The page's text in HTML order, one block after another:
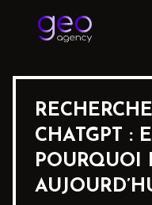
CHATGPT :
POURQUOI